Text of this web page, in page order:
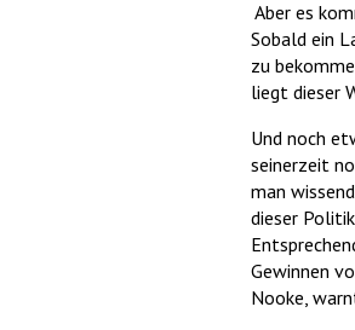
Aber es
Sobald ein
zu
liegt dieser
Und noch
seinerzeit
man
dieser
Gewinnen
Nooke,